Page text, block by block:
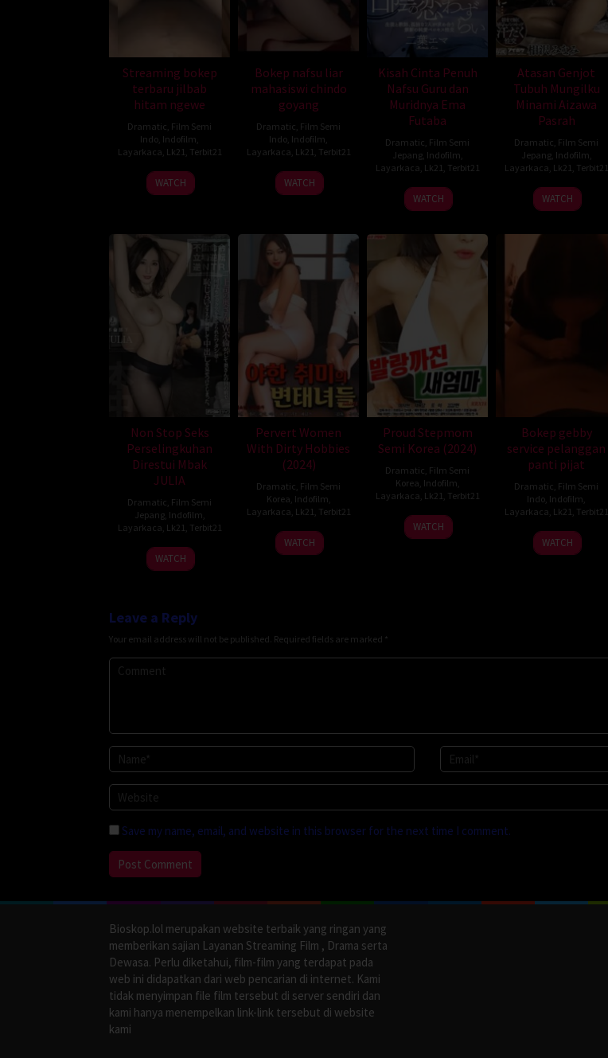
Streaming bokep
terbaru jilbab
hitam ngewe
Dramatic Film Semi
Indo Indofilm
Layarkaca Lk21 Terbit21
WATCH
Bokep nafsu liar
mahasiswi chindo
goyang
Dramatic Film Semi
Indo Indofilm
Layarkaca Lk21 Terbit21
WATCH
Kisah Cinta Penuh
Nafsu Guru dan
Muridnya Ema
Futaba
Dramatic Film Semi
Jepang, Indofilm
Layarkaca Lk21 Terbit21
WATCH
Atasan Genjot
Tubuh Mungilku
Minami Aizawa
Pasrah
Dramatic Film Semi
Jepang, Indofilm
Layarkaca Lk21 Terbit21
WATCH
Non Stop Seks
Perselingkuhan
Direstui Mbak
JULIA
Dramatic Film Semi
Jepang, Indofilm
Layarkaca Lk21 Terbit21
WATCH
Pervert Women
With Dirty Hobbies
(2024)
Dramatic Film Semi
Korea Indofilm
Layarkaca Lk21 Terbit21
WATCH
Proud Stepmom
Semi Korea (2024)
Dramatic Film Semi
Korea Indofilm
Layarkaca Lk21 Terbit21
WATCH
Bokep gebby
service pelanggan
panti pijat
Dramatic Film Semi
Indo Indofilm
Layarkaca Lk21 Terbit21
WATCH
Leave a Reply
Your email address will not be published. Required fields are marked *
Save my name, email, and website in this browser for the next time I comment.
Bioskop.lol merupakan website terbaik yang ringan yang
memberikan sajian Layanan Streaming Film , Drama serta
Dewasa. Perlu diketahui, film-film yang terdapat pada
web ini didapatkan dari web pencarian di internet. Kami
tidak menyimpan file film tersebut di server sendiri dan
kami hanya menempelkan link-link tersebut di website
kami